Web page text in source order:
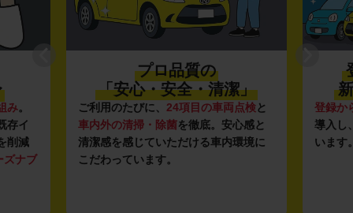
み。
存イ
削減
ズナブ
プロ品質の
「安心・安全・清潔」
ご利用のたびに、 24項目の車両点検と
車内外の清掃・除菌を徹底。安心感と
清潔感を感じていただける車内環境に
こだわっています。
登録か
導入し
います